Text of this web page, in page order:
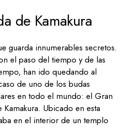
de Kamakura
guarda innumerables secretos.
el paso del tiempo y de las
han ido quedando al
de uno de los budas
en todo el mundo: el Gran
Ubicado en esta
en el interior de un templo